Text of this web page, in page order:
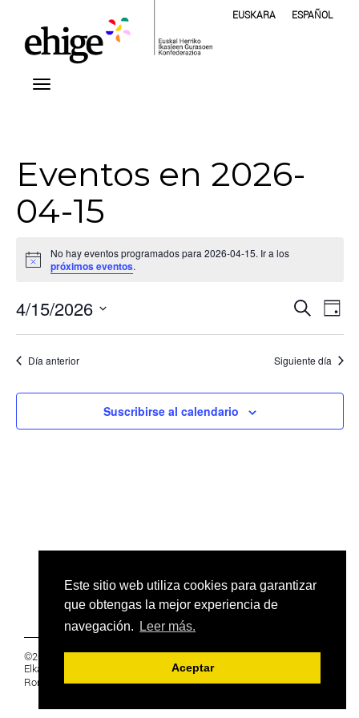
Este sitio web utiliza cookies para garantizar
que obtengas la mejor experiencia de
navegación.
Leer más.
Aceptar
EUSKARA ESPAÑOL
Eventos en 2026-
04-15
Aviso
No hay eventos programados para 2026-04-15. Ir a los
próximos eventos.
de
y
Buscar
de
Día
4/15/2026
fecha.Día anterior Siguiente día
Suscribirse al calendario
©2019 Euskal Herriko Ikasleen Gurasoen
Elkartea -
Ronda 27, 1 Ezk, 48005 Bilbao, Bizkaia